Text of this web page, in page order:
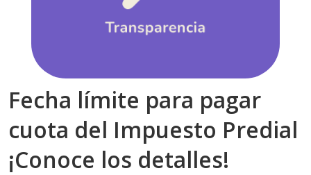
Fecha límite para pagar
cuota del Impuesto Predial
¡Conoce los detalles!